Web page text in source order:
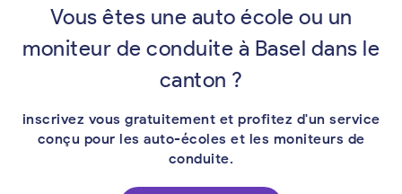
Vous êtes une auto école ou un
moniteur de conduite à Basel dans le
canton ?
inscrivez vous gratuitement et profitez d'un service
conçu pour les auto-écoles et les moniteurs de
conduite.